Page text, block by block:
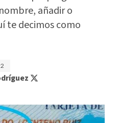
añadir o
te decimos como